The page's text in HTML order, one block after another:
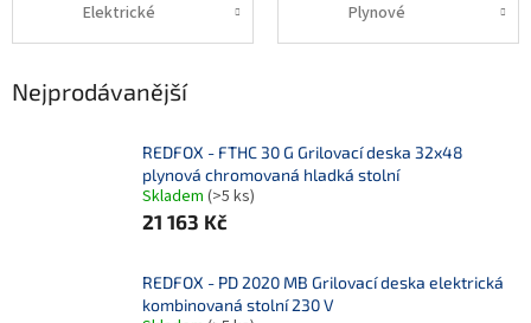
Elektrické Plynové
Nejprodávanější
REDFOX - FTHC 30 G Grilovací deska 32x48
plynová chromovaná hladká stolní
Skladem (>5 ks)
21 163 Kč
REDFOX - PD 2020 MB Grilovací deska elektrická
kombinovaná stolní 230 V